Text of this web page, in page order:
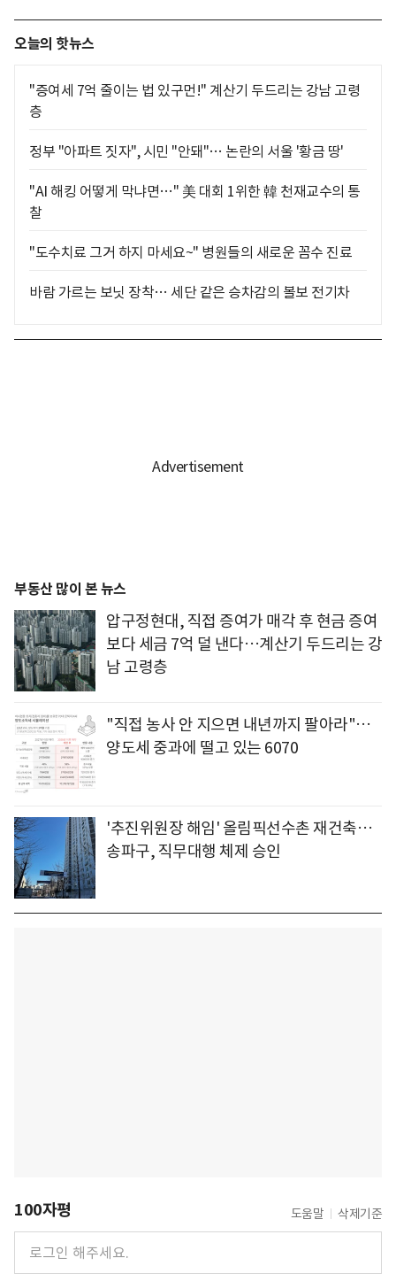
오늘의 핫뉴스
"증여세 7억 줄이는 법 있구먼!" 계산기 두드리는 강남 고령
층
정부 "아파트 짓자", 시민 "안돼"… 논란의 서울 '황금 땅'
"AI 해킹 어떻게 막냐면…" 美 대회 1위한 韓 천재교수의 통
찰
"도수치료 그거 하지 마세요~" 병원들의 새로운 꼼수 진료
바람 가르는 보닛 장착… 세단 같은 승차감의 볼보 전기차
부동산 많이 본 뉴스
압구정현대, 직접 증여가 매각 후 현금 증여
보다 세금 7억 덜 낸다…계산기 두드리는 강
남 고령층
"직접 농사 안 지으면 내년까지 팔아라"…
양도세 중과에 떨고 있는 6070
'추진위원장 해임' 올림픽선수촌 재건축…
송파구, 직무대행 체제 승인
100자평 도움말 삭제기준